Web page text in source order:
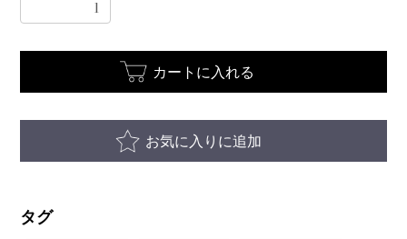
カートに入れる
お気に入りに追加
タグ